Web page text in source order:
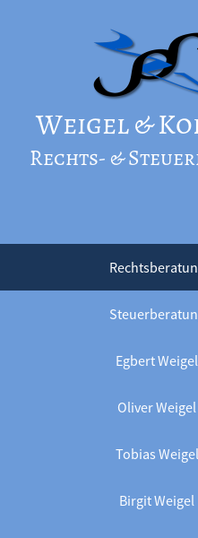
Weigel &
Rechts- &
Egbert Weigel
Oliver Weigel
Tobias Weigel
Birgit Weigel